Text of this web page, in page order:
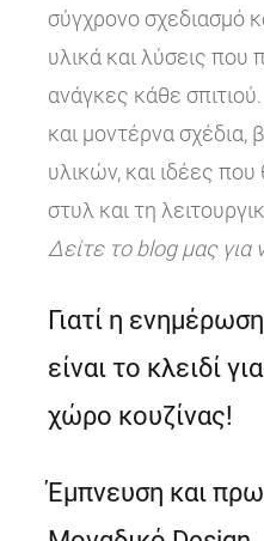
σύγχρονο σχεδιασμό
υλικά και λύσεις που
ανάγκες κάθε
και μοντέρνα σχέδια,
υλικών, και ιδέες
στυλ και τη
Δείτε το blog μας
Γιατί η
είναι το κλειδί
χώρο κουζίνας!
Έμπνευση και